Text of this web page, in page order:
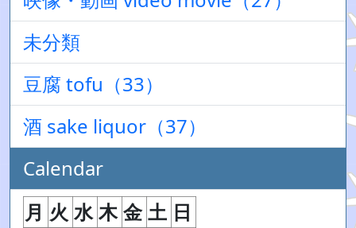
未分類
豆腐 tofu（33）
酒 sake liquor（37）
Calendar
月 火 水 木 金 土 日